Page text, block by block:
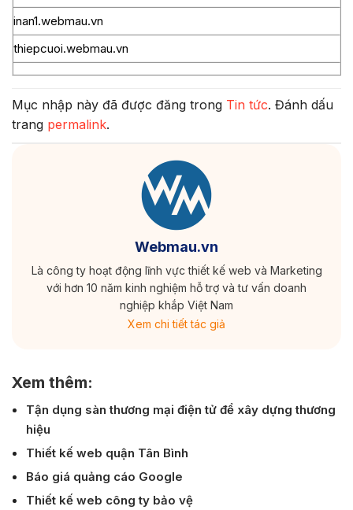
inan1.webmau.vn
thiepcuoi.webmau.vn
Mục nhập này đã được đăng trong Tin tức. Đánh dấu
trang permalink.
Webmau.vn
Là công ty hoạt động lĩnh vực thiết kế web và Marketing
với hơn 10 năm kinh nghiệm hỗ trợ và tư vấn doanh
nghiệp khắp Việt Nam
Xem chi tiết tác giả
Xem thêm:
Tận dụng sàn thương mại điện tử để xây dựng thương
hiệu
Thiết kế web quận Tân Bình
Báo giá quảng cáo Google
Thiết kế web công ty bảo vệ